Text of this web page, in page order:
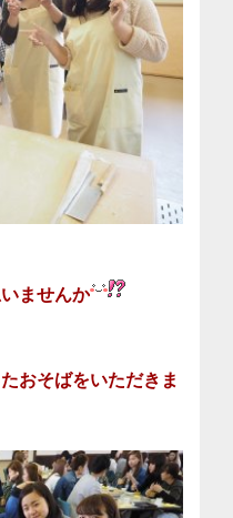
ませんか
おそばをいただきま